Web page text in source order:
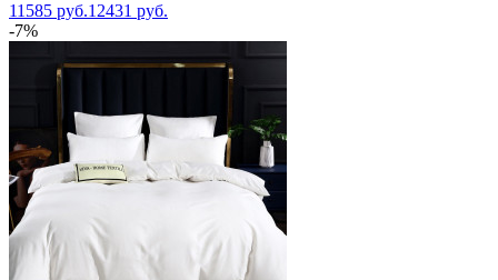
11585 руб.12431 руб.
-7%